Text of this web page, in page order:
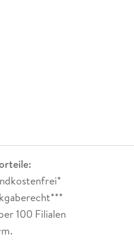
100 Filialen